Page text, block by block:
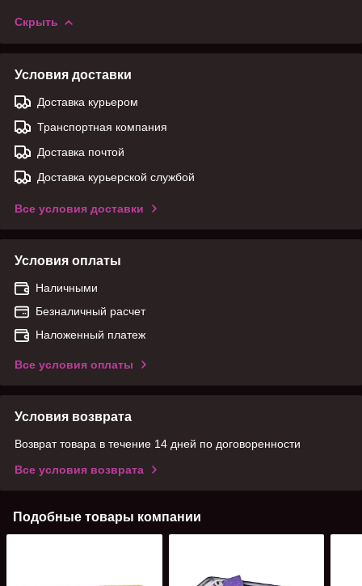
Скрыть
Условия доставки
Доставка курьером
Транспортная компания
Доставка почтой
Доставка курьерской службой
Все условия доставки
Условия оплаты
Наличными
Безналичный расчет
Наложенный платеж
Все условия оплаты
Условия возврата
Возврат товара в течение 14 дней по договоренности
Все условия возврата
Подобные товары компании